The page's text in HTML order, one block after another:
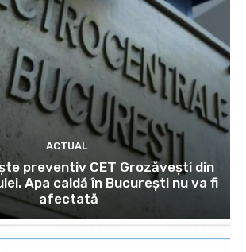
ACTUAL
preventiv CET Grozăvești din
Apa caldă în București nu va fi
afectată